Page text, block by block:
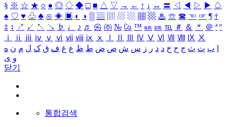
§ ※ ☆ ★ ○ ● ◎ ◇ ◆ □ ■ △ ▽ → ← ↑ ↓ ↔ 〓 ◁ ◀ ▷ ▶ ♤
♠ ♡ ♥ ♧ ♣ ⊙ ◈ ▣ ◐ ◑ ▒ ▤ ▨ ▧ ▦ ▩ ♨ ☏ ☎ ☜ ☞ ¶ †
‡ ↕ ↗ ↙ ↖ ↘ ♭ ♩ ♪ ♬ ㉿ ㈜ № ㏇ ™ ㏂ ㏘ ℡ ＃ ＆ ＊ ＠ ª º
ⅰ
ⅱ ⅲ ⅳ ⅴ ⅵ ⅶ ⅷ ⅸ ⅹ Ⅳ Ⅴ Ⅵ Ⅶ Ⅷ Ⅸ Ⅹ
ب ت ث ج ح خ د ذ ر ز س ش ص ض ط ظ ع غ ف ق ک ل م ن ه
و ی
닫기
통합검색